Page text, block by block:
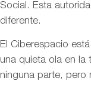
Social. Esta
diferente.
El Ciberespacio
una quieta ola en la
ninguna parte, pero